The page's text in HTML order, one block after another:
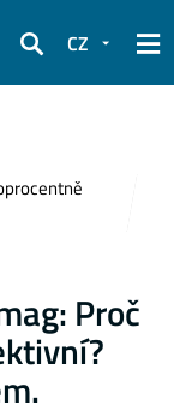
Hledat
CZ
Proč